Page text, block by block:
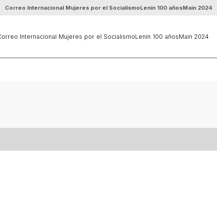
Correo Internacional Mujeres por el SocialismoLenin 100 añosMain 2024
Internacional Mujeres por el SocialismoLenin 100 añosMain 2024